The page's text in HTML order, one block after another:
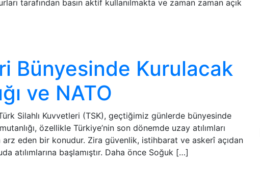
tarafından basın aktif kullanılmakta ve zaman zaman açık
Bünyesinde Kurulacak
ve NATO
Silahlı Kuvvetleri (TSK), geçtiğimiz günlerde bünyesinde
özellikle Türkiye’nin son dönemde uzay atılımları
eden bir konudur. Zira güvenlik, istihbarat ve askerî açıdan
atılımlarına başlamıştır. Daha önce Soğuk […]